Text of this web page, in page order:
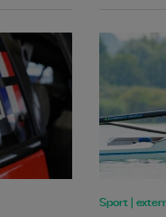
Sport |